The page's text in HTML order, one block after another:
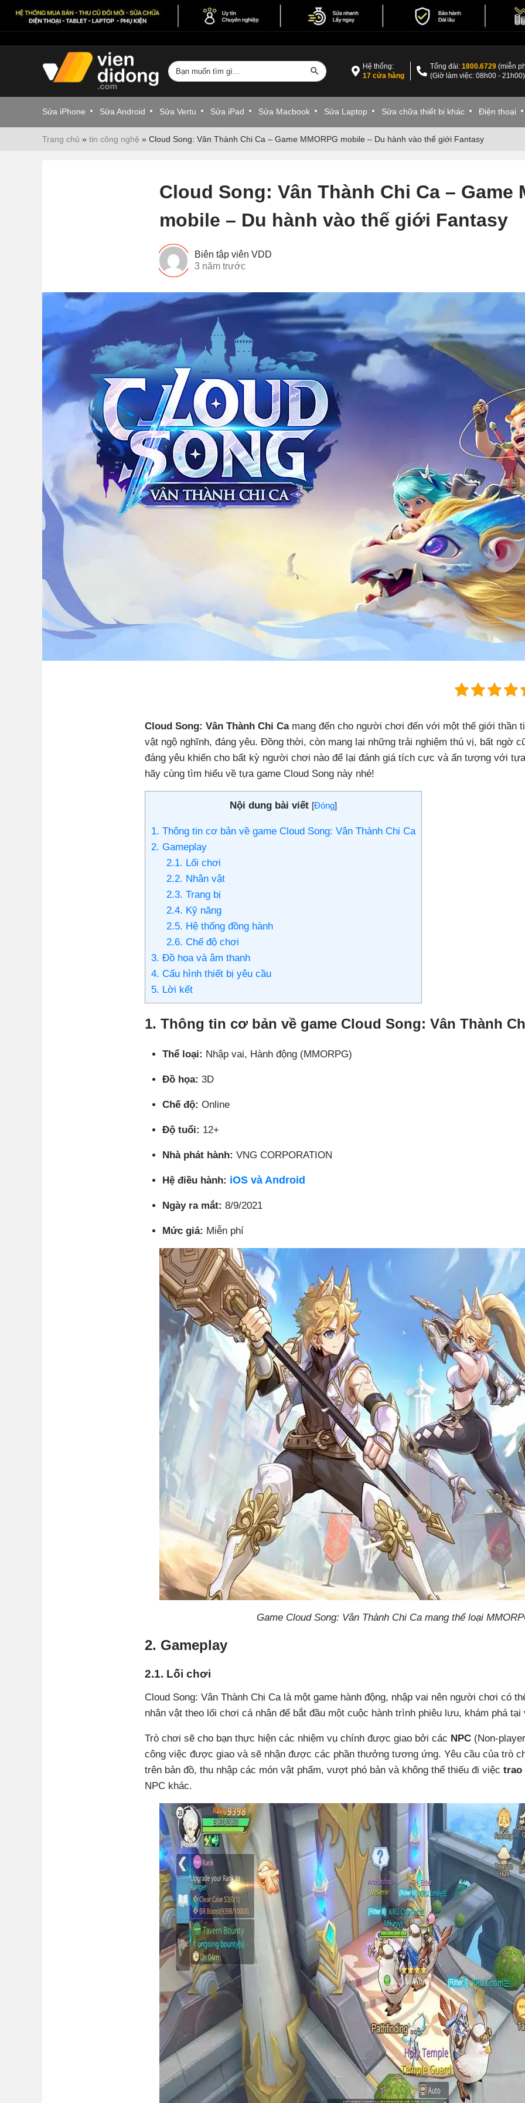
Hệ thống:
17 cửa hàng
Tổng đài:1800.6729 (miễn
(Giờ làm việc: 08h00 - 21h00)
Sửa iPhone Sửa Android Sửa Vertu Sửa iPad Sửa Macbook Sửa Laptop Sửa chữa thiết bị khác Điện thoại
Trang chủ » tin công nghệ » Cloud Song: Vân Thành Chi Ca – Game MMORPG mobile – Du hành vào thế giới Fantasy
Cloud Song: Vân Thành Chi Ca – Game
mobile – Du hành vào thế giới Fantasy
Biên tập viên VDD
3 năm trước
Cloud Song: Vân Thành Chi Camang đến cho người chơi đến với một thế giới thần
vật ngộ nghĩnh, đáng yêu. Đồng thời, còn mang lại những trải nghiệm thú vị, bất ngờ
đáng yêu khiến cho bất kỳ người chơi nào để lại đánh giá tích cực và ấn tượng với
hãy cùng tìm hiểu về tựa game Cloud Song này nhé!
Nội dung bài viết [Đóng]
1. Thông tin cơ bản về game Cloud Song: Vân Thành Chi Ca
2. Gameplay
2.1. Lối chơi
2.2. Nhân vật
2.3. Trang bị
2.4. Kỹ năng
2.5. Hệ thống đồng hành
2.6. Chế độ chơi
3. Đồ họa và âm thanh
4. Cấu hình thiết bị yêu cầu
5. Lời kết
1. Thông tin cơ bản về game Cloud Song: Vân Thành
Thể loại: Nhập vai, Hành động (MMORPG)
Đồ họa: 3D
Chế độ: Online
Độ tuổi: 12+
Nhà phát hành: VNG CORPORATION
Hệ điều hành: iOS và Android
Ngày ra mắt: 8/9/2021
Mức giá: Miễn phí
Game Cloud Song: Vân Thành Chi Ca mang thể loại
2. Gameplay
2.1. Lối chơi
Cloud Song: Vân Thành Chi Ca là một game hành động, nhập vai nên người chơi có
nhân vật theo lối chơi cá nhân để bắt đầu một cuộc hành trình phiêu lưu, khám phá
Trò chơi sẽ cho bạn thực hiện các nhiệm vụ chính được giao bởi các NPC (Non-
công việc được giao và sẽ nhận được các phần thưởng tương ứng. Yêu cầu của trò
trên bản đồ, thu nhập các món vật phẩm, vượt phó bản và không thể thiếu đi việc trao
NPC khác.